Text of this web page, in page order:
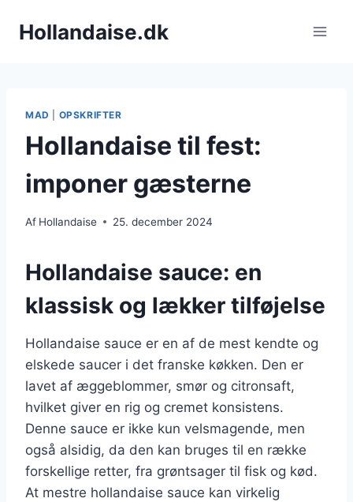
Hollandaise.dk
MAD OPSKRIFTER
Hollandaise til fest:
imponer gæsterne
Af Hollandaise 25. december 2024
Hollandaise sauce: en
klassisk og lækker tilføjelse
Hollandaise sauce er en af de mest kendte og
elskede saucer i det franske køkken. Den er
lavet af æggeblommer, smør og citronsaft,
hvilket giver en rig og cremet konsistens.
Denne sauce er ikke kun velsmagende, men
også alsidig, da den kan bruges til en række
forskellige retter, fra grøntsager til fisk og kød.
At mestre hollandaise sauce kan virkelig